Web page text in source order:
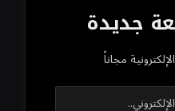
جديدة
مجاناً